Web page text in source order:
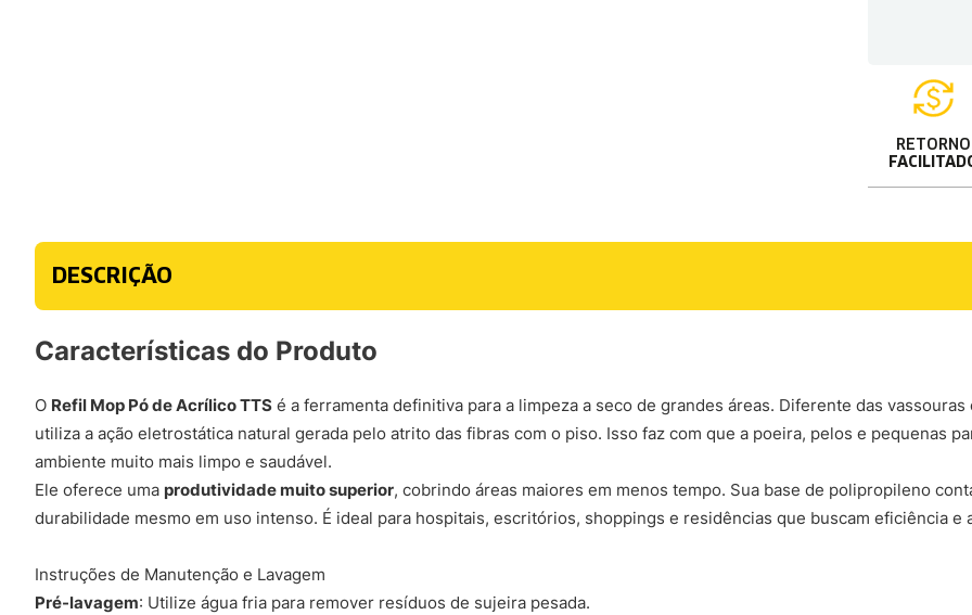
RETORNO
DESCRIÇÃO
Características do Produto
O Refil Mop Pó de Acrílico TTS é a ferramenta definitiva para a limpeza a seco de grandes áreas. Diferente das
utiliza a ação eletrostática natural gerada pelo atrito das fibras com o piso. Isso faz com que a poeira, pelos e pequenas
ambiente muito mais limpo e saudável.
Ele oferece uma produtividade muito superior, cobrindo áreas maiores em menos tempo. Sua base de polipropileno
durabilidade mesmo em uso intenso. É ideal para hospitais, escritórios, shoppings e residências que buscam eficiência e
Instruções de Manutenção e Lavagem
Pré-lavagem: Utilize água fria para remover resíduos de sujeira pesada.